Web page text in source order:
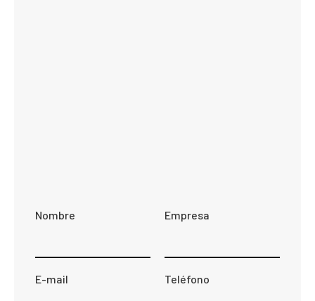
Nombre Empresa
E-mail Teléfono